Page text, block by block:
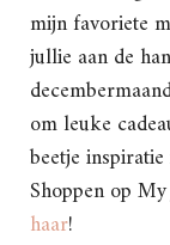
mijn favoriete
jullie aan de
om leuke
beetje
Shoppen op
haar!